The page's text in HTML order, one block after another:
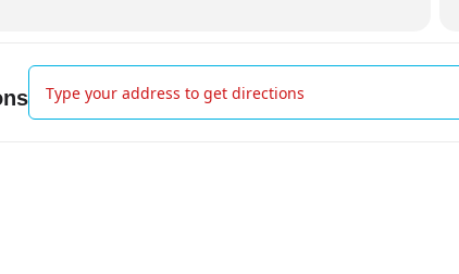
Address - Die Känguru-Chroniken []